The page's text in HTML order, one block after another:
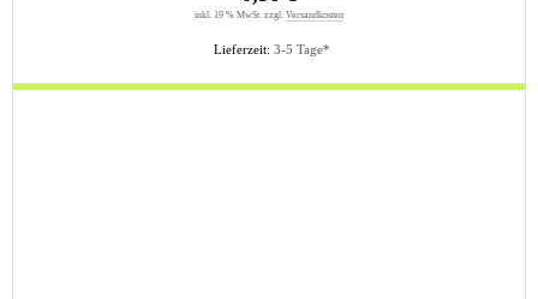
Lieferzeit: 3-5 Tage*
inkl. 19 % MwSt. zzgl. Versandkosten